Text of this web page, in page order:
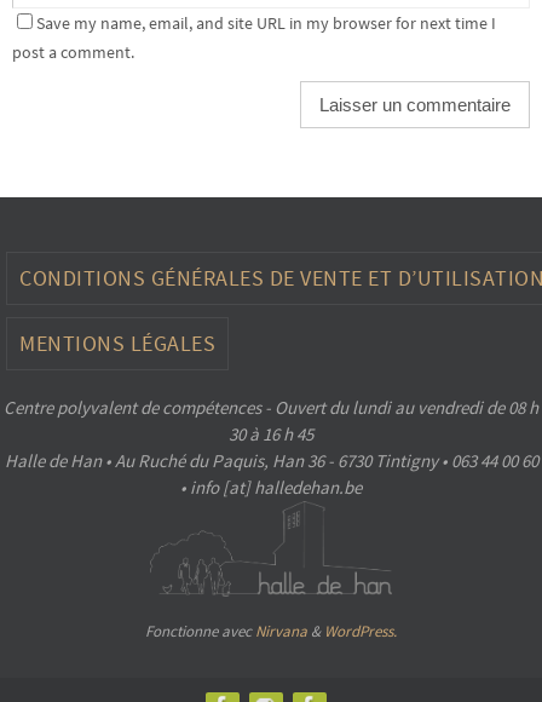
Save my name, email, and site URL in my browser for next time I
post a comment.
CONDITIONS GÉNÉRALES DE VENTE ET
MENTIONS LÉGALES
Centre polyvalent de compétences - Ouvert du lundi au vendredi de 08 h
30 à 16 h 45
Halle de Han • Au Ruché du Paquis, Han 36 - 6730 Tintigny • 063 44 00 60
• info [at] halledehan.be
Fonctionne avecNirvana & WordPress.